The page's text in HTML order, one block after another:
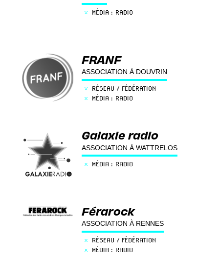
× MÉDIA : RADIO
FRANF
ASSOCIATION À DOUVRIN
× RÉSEAU / FÉDÉRATION
× MÉDIA : RADIO
Galaxie radio
ASSOCIATION À WATTRELOS
× MÉDIA : RADIO
Férarock
ASSOCIATION À RENNES
× RÉSEAU / FÉDÉRATION
× MÉDIA : RADIO